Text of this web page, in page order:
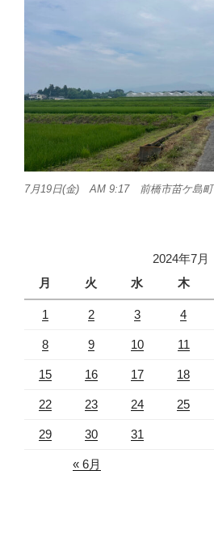
7月19日(金) AM 9:17 前橋市苗ケ島町
2024年7月
月
火 水 木
1 2 3 4
8 9 10 11
15 16 17 18
22 23 24 25
29 30 31
« 6月